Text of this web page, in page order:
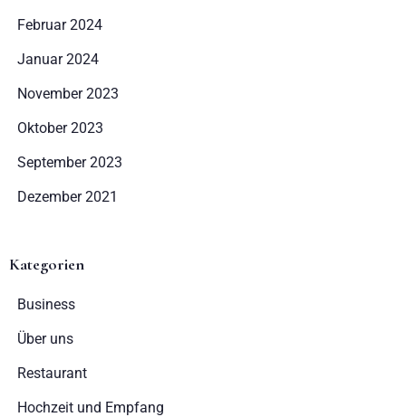
Februar 2024
Januar 2024
November 2023
Oktober 2023
September 2023
Dezember 2021
Kategorien
Business
Über uns
Restaurant
Hochzeit und Empfang
Abreise